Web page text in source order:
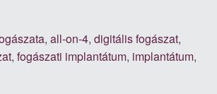
, all-on-4, digitális fogászat,
, fogászati implantátum, implantátum,